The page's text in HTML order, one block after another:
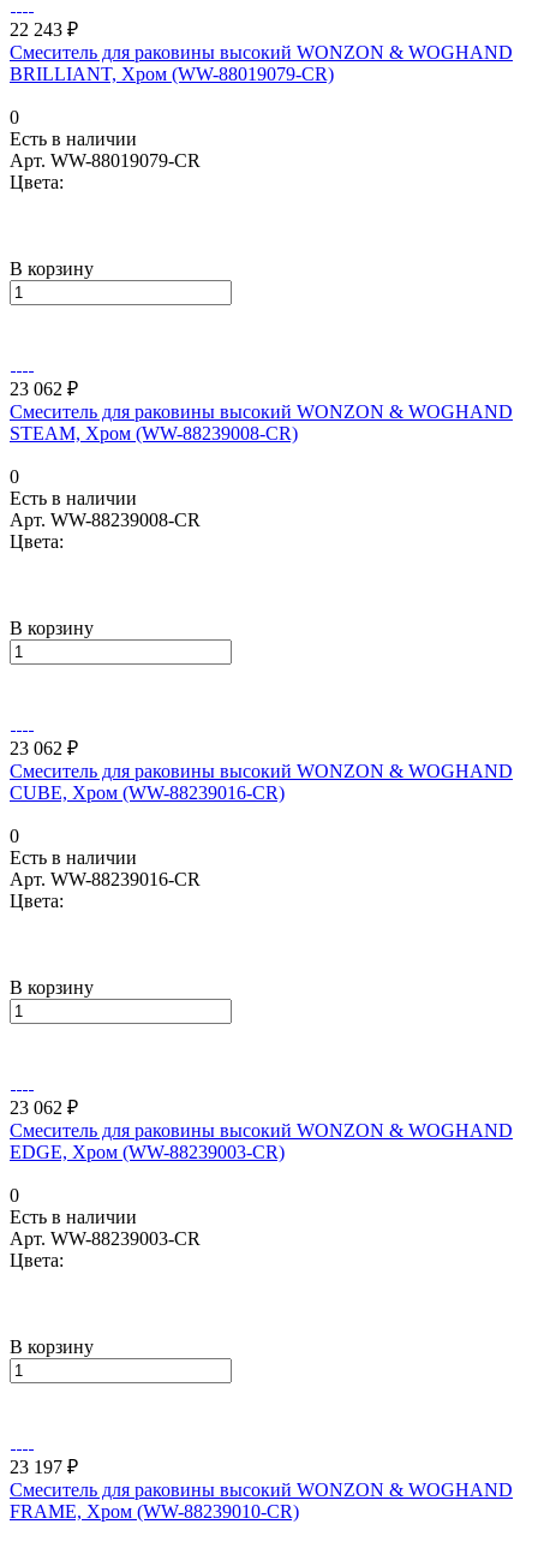
22 243 ₽
Смеситель для раковины высокий WONZON & WOGHAND
BRILLIANT, Хром (WW-88019079-CR)
0
Есть в наличии
Арт. WW-88019079-CR
Цвета:
В корзину
23 062 ₽
Смеситель для раковины высокий WONZON & WOGHAND
STEAM, Хром (WW-88239008-CR)
0
Есть в наличии
Арт. WW-88239008-CR
Цвета:
В корзину
23 062 ₽
Смеситель для раковины высокий WONZON & WOGHAND
CUBE, Хром (WW-88239016-CR)
0
Есть в наличии
Арт. WW-88239016-CR
Цвета:
В корзину
23 062 ₽
Смеситель для раковины высокий WONZON & WOGHAND
EDGE, Хром (WW-88239003-CR)
0
Есть в наличии
Арт. WW-88239003-CR
Цвета:
В корзину
23 197 ₽
Смеситель для раковины высокий WONZON & WOGHAND
FRAME, Хром (WW-88239010-CR)